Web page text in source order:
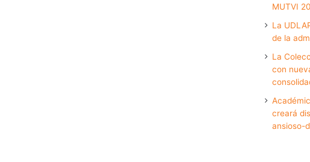
MUTVI
La
de la
La
con
creará
ansioso-